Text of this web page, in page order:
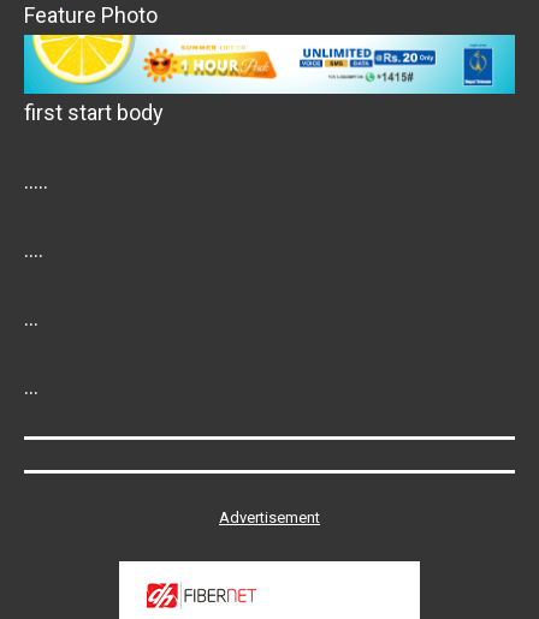
Feature Photo
first start body
…..
….
…
…
Advertisement